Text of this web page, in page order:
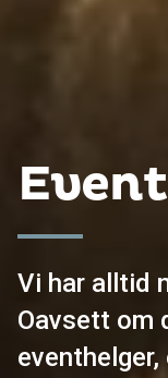
Event
Vi har alltid
Oavsett om